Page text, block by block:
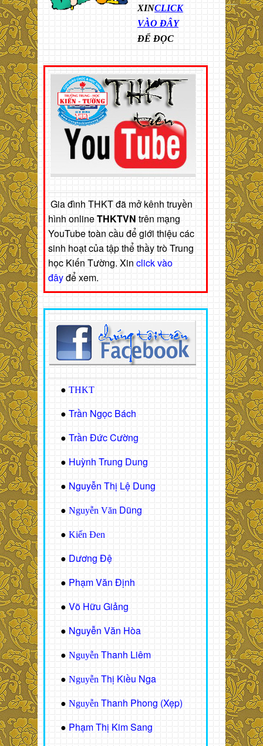
XINCLICK
VÀO ĐÂY
ĐỂ ĐỌC
Gia đình THKT đã mở kênh truyền
hình onlineTHKTVN trên mạng
YouTube toàn cầu để giới thiệu các
sinh hoạt của tập thể thầy trò Trung
học Kiến Tường. Xin click vào
đâyđể xem.
● THKT
● Trần Ngọc Bách
● Trần Đức Cường
● Huỳnh Trung Dung
● Nguyễn Thị Lệ Dung
● Nguyễn Văn Dũng
● Kiến Đen
● Dương Đệ
● Phạm Văn Định
● Võ Hữu Giảng
● Nguyễn Văn Hòa
● Nguyễn Thanh Liêm
● Nguyễn Thị Kiều Nga
● Nguyễn Thanh Phong (Xẹp)
● Phạm Thị Kim Sang